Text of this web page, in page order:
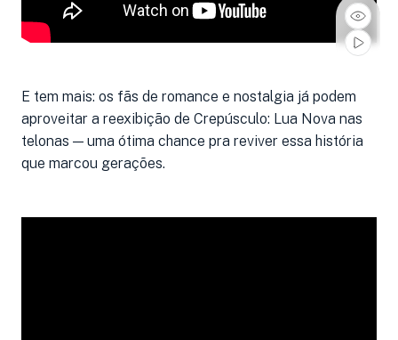
E tem mais: os fãs de romance e nostalgia já podem
aproveitar a reexibição de Crepúsculo: Lua Nova nas
telonas — uma ótima chance pra reviver essa história
que marcou gerações.